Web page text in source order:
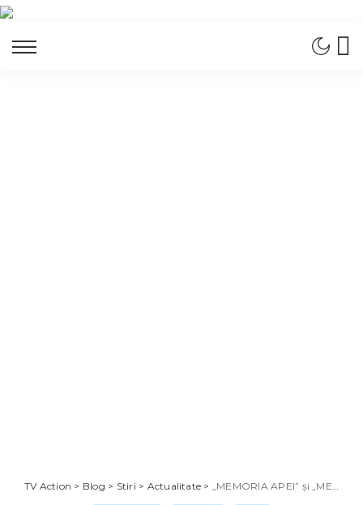
TV Action > Blog > Stiri > Actualitate > „MEMORIA APEI” și „MECIUL DE COMEDIE” în weekend, la Teatrul de Stat Constanța